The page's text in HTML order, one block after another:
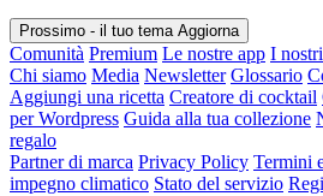
Prossimo - il tuo tema Aggiorna
Comunità Premium Le nostre app I
Chi siamo Media Newsletter Glossario
Aggiungi una ricetta Creatore di cocktail
per Wordpress Guida alla tua collezione
regalo
Partner di marca Privacy Policy Termini
impegno climatico Stato del servizio